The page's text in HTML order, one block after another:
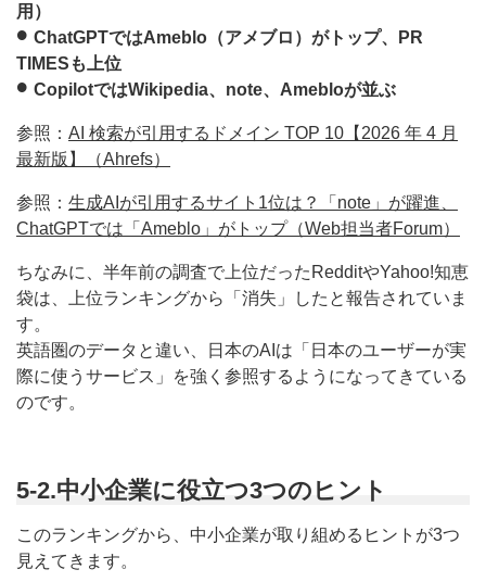
用）
ChatGPTではAmeblo（アメブロ） がトップ、
PR
TIMES も上位
CopilotではWikipedia、note、Amebloが並ぶ
参照： AI 検索が引用するドメイン TOP 10【2026 年 4 月
最新版】（Ahrefs）
参照： 生成AIが引用するサイト1位は？「note」が躍進、
ChatGPTでは「Ameblo」がトップ（Web担当者Forum）
ちなみに、半年前の調査で上位だったRedditやYahoo!知恵
袋は、上位ランキングから「消失」したと報告されていま
す。
英語圏のデータと違い、日本のAIは「日本のユーザーが実
際に使うサービス」を強く参照するようになってきている
のです。
5-2.中小企業に役立つ3つのヒント
このランキングから、中小企業が取り組めるヒントが3つ
見えてきます。